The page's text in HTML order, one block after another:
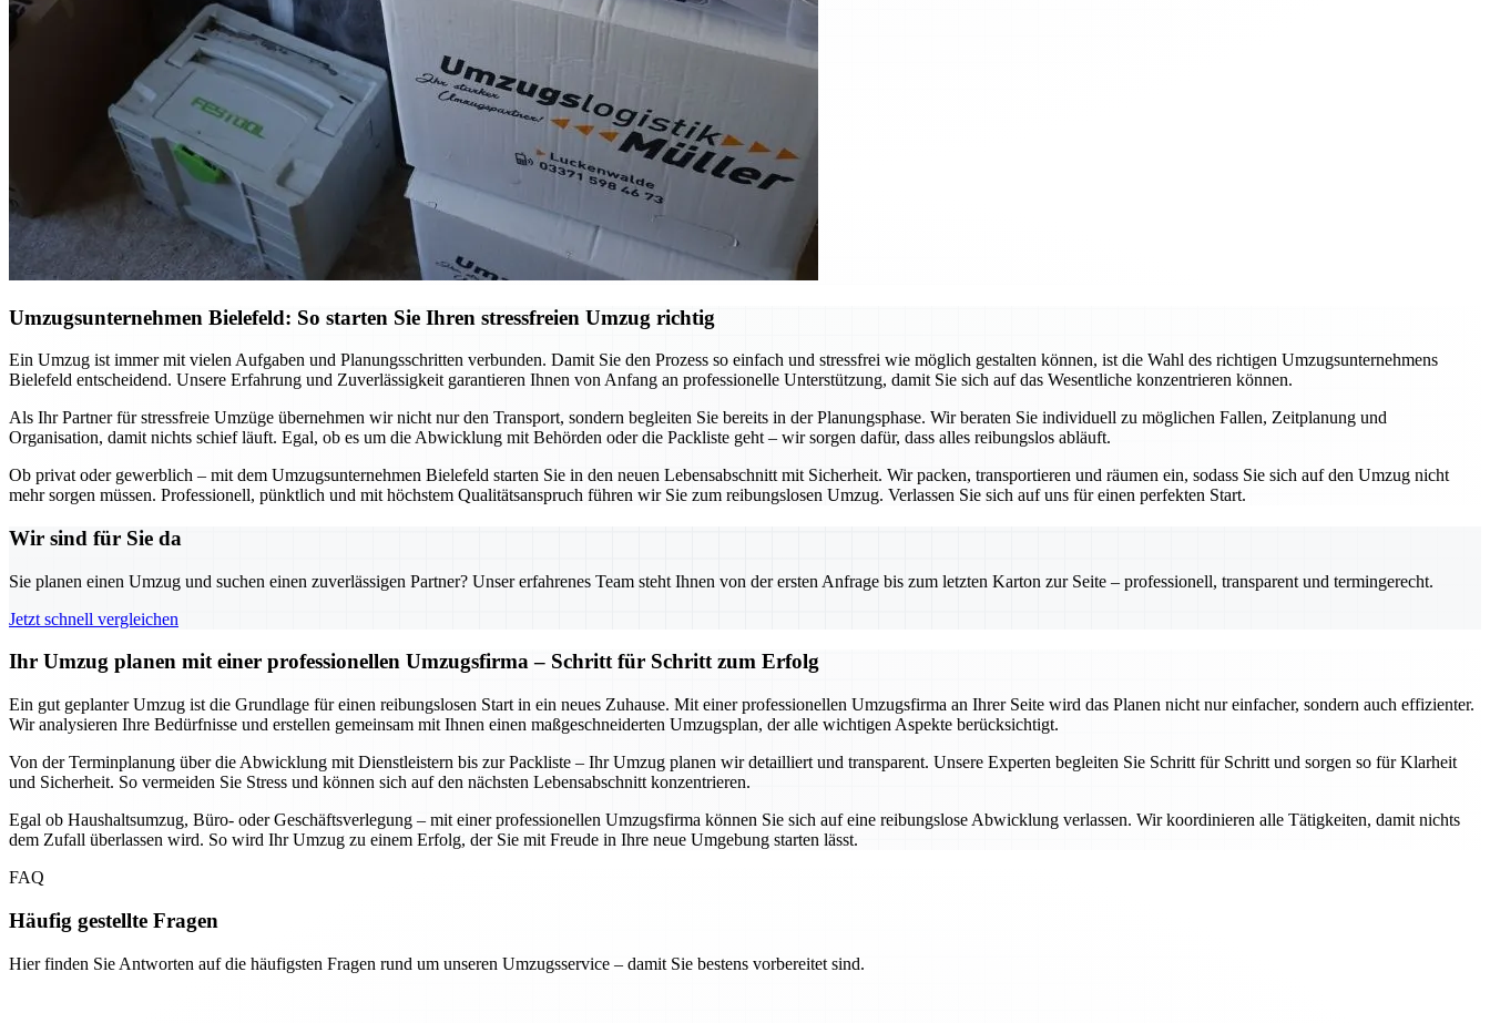
Umzugsunternehmen Bielefeld: So starten Sie Ihren stressfreien Umzug richtig
Ein Umzug ist immer mit vielen Aufgaben und Planungsschritten verbunden. Damit Sie den Prozess so einfach und stressfrei wie möglich gestalten können, ist die Wahl des richtigen Umzugsunternehmens
Bielefeld entscheidend. Unsere Erfahrung und Zuverlässigkeit garantieren Ihnen von Anfang an professionelle Unterstützung, damit Sie sich auf das Wesentliche konzentrieren können.
Als Ihr Partner für stressfreie Umzüge übernehmen wir nicht nur den Transport, sondern begleiten Sie bereits in der Planungsphase. Wir beraten Sie individuell zu möglichen Fallen, Zeitplanung und
Organisation, damit nichts schief läuft. Egal, ob es um die Abwicklung mit Behörden oder die Packliste geht – wir sorgen dafür, dass alles reibungslos abläuft.
Ob privat oder gewerblich – mit dem Umzugsunternehmen Bielefeld starten Sie in den neuen Lebensabschnitt mit Sicherheit. Wir packen, transportieren und räumen ein, sodass Sie sich auf den Umzug nicht
mehr sorgen müssen. Professionell, pünktlich und mit höchstem Qualitätsanspruch führen wir Sie zum reibungslosen Umzug. Verlassen Sie sich auf uns für einen perfekten Start.
Wir sind für Sie da
Sie planen einen Umzug und suchen einen zuverlässigen Partner? Unser erfahrenes Team steht Ihnen von der ersten Anfrage bis zum letzten Karton zur Seite – professionell, transparent und termingerecht.
Jetzt schnell vergleichen
Ihr Umzug planen mit einer professionellen Umzugsfirma – Schritt für Schritt zum Erfolg
Ein gut geplanter Umzug ist die Grundlage für einen reibungslosen Start in ein neues Zuhause. Mit einer professionellen Umzugsfirma an Ihrer Seite wird das Planen nicht nur einfacher, sondern auch effizienter.
Wir analysieren Ihre Bedürfnisse und erstellen gemeinsam mit Ihnen einen maßgeschneiderten Umzugsplan, der alle wichtigen Aspekte berücksichtigt.
Von der Terminplanung über die Abwicklung mit Dienstleistern bis zur Packliste – Ihr Umzug planen wir detailliert und transparent. Unsere Experten begleiten Sie Schritt für Schritt und sorgen so für Klarheit
und Sicherheit. So vermeiden Sie Stress und können sich auf den nächsten Lebensabschnitt konzentrieren.
Egal ob Haushaltsumzug, Büro- oder Geschäftsverlegung – mit einer professionellen Umzugsfirma können Sie sich auf eine reibungslose Abwicklung verlassen. Wir koordinieren alle Tätigkeiten, damit nichts
dem Zufall überlassen wird. So wird Ihr Umzug zu einem Erfolg, der Sie mit Freude in Ihre neue Umgebung starten lässt.
FAQ
Häufig gestellte Fragen
Hier finden Sie Antworten auf die häufigsten Fragen rund um unseren Umzugsservice – damit Sie bestens vorbereitet sind.